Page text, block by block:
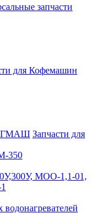
запчасти
для Кофемашин
Запчасти для
350
МОО-1,1-01,